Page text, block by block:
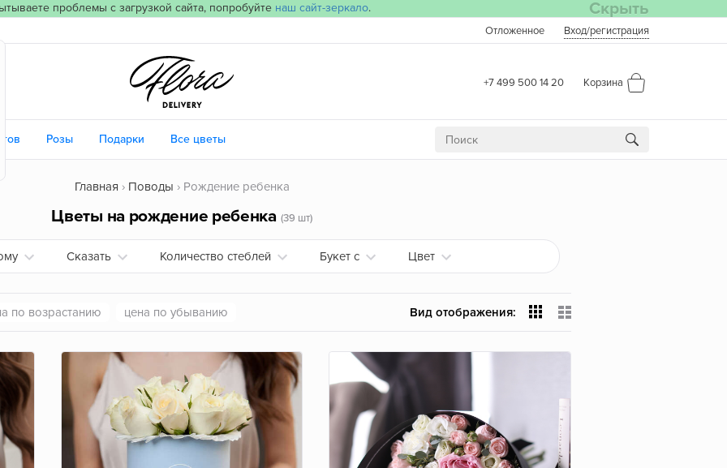
проблемы с загрузкой сайта, попробуйте наш сайт-зеркало. Скрыть
Отложенное Вход/регистрация
+7 499 500 14 20 Корзина
Розы Подарки Все цветы
Главная Поводы Рождение ребенка
Цветы на рождение ребенка (39 шт)
Сказать Количество стеблей Букет с Цвет
по возрастанию цена по убыванию Вид отображения: